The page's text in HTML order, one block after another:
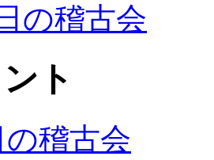
の稽古会
ト
の稽古会